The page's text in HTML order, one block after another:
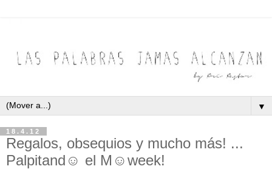
▼
18.4.12
Regalos, obsequios y mucho más! ...
Palpitand☺ el M☺week!